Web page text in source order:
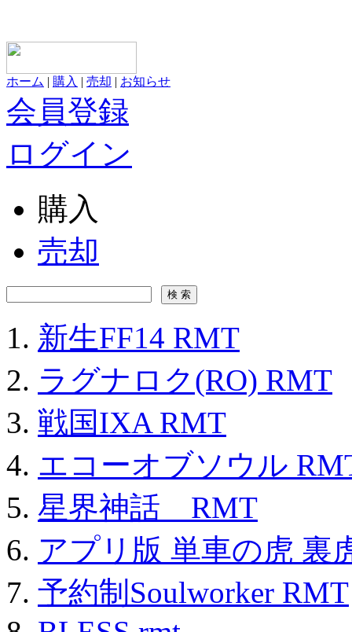
ホーム | 購入 | 売却 | お知らせ
会員登録
ログイン
購入
売却
新生FF14 RMT
ラグナロク(RO) RMT
戦国IXA RMT
エコーオブソウル
星界神話 RMT
アプリ版 単車の虎 裏
予約制Soulworker RMT